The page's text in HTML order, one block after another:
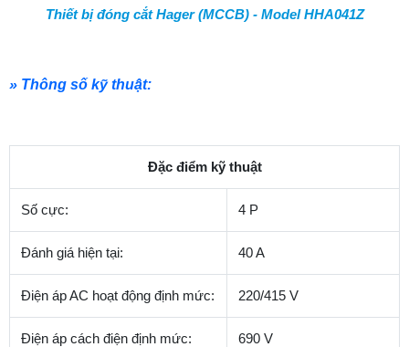
Thiết bị đóng cắt Hager (MCCB) - Model HHA041Z
» Thông số kỹ thuật:
Đặc điểm kỹ thuật
Số cực: 4 P
Đánh giá hiện tại: 40 A
Điện áp AC hoạt động định mức: 220/415 V
Điện áp cách điện định mức: 690 V